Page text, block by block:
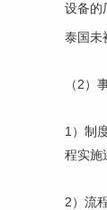
设备的
泰国未
（2）
1）制
程实施
2）流